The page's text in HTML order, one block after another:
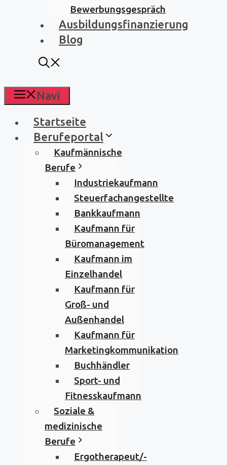
Bewerbungsgespräch
Ausbildungsfinanzierung
Blog
Navi
Startseite
Berufeportal
Kaufmännische
Berufe
Industriekaufmann
Steuerfachangestellte
Bankkaufmann
Kaufmann für
Büromanagement
Kaufmann im
Einzelhandel
Kaufmann für
Groß- und
Außenhandel
Kaufmann für
Marketingkommunikation
Buchhändler
Sport- und
Fitnesskaufmann
Soziale &
medizinische
Berufe
Ergotherapeut/-